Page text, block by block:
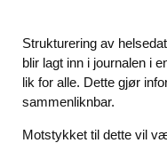
Strukturering av
blir lagt inn i journalen i
lik for alle. Dette gjør
sammenliknbar.
Motstykket til dette vil